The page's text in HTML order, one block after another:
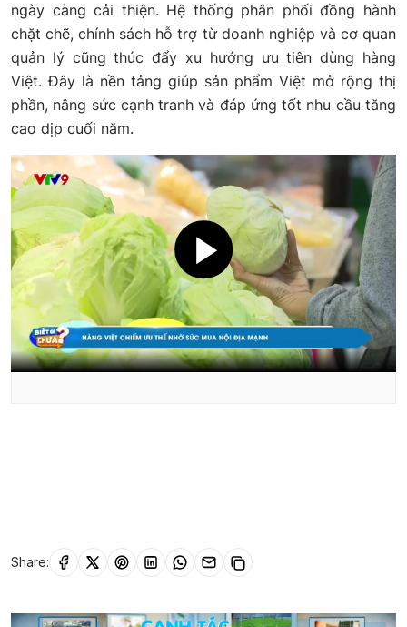
ngày càng cải thiện. Hệ thống phân phối đồng hành
chặt chẽ, chính sách hỗ trợ từ doanh nghiệp và cơ quan
quản lý cũng thúc đẩy xu hướng ưu tiên dùng hàng
Việt. Đây là nền tảng giúp sản phẩm Việt mở rộng thị
phần, nâng sức cạnh tranh và đáp ứng tốt nhu cầu tăng
cao dịp cuối năm.
Share: